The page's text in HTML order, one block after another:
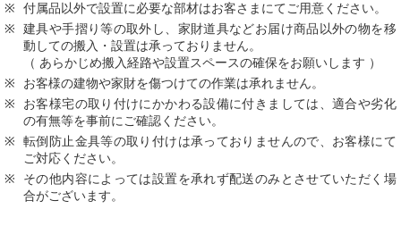
付属品以外で設置に必要な部材はお客さまにてご用意ください。
建具や手摺り等の取外し、家財道具などお届け商品以外の物を移
動しての搬入・設置は承っておりません。
（ あらかじめ搬入経路や設置スペースの確保をお願いします ）
お客様の建物や家財を傷つけての作業は承れません。
お客様宅の取り付けにかかわる設備に付きましては、適合や劣化
の有無等を事前にご確認ください。
転倒防止金具等の取り付けは承っておりませんので、お客様にて
ご対応ください。
その他内容によっては設置を承れず配送のみとさせていただく場
合がございます。